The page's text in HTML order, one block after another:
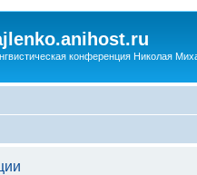
конференция Николая